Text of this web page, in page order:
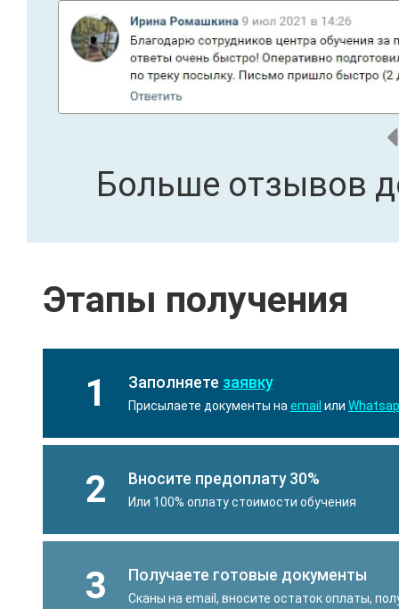
Больше отзывов
Этапы получения
1 Заполняете заявку
Присылаете документы на email или
2 Вносите предоплату 30%
Или 100% оплату стоимости обучения
3 Получаете готовые документы
Сканы на email, вносите остаток оплаты,